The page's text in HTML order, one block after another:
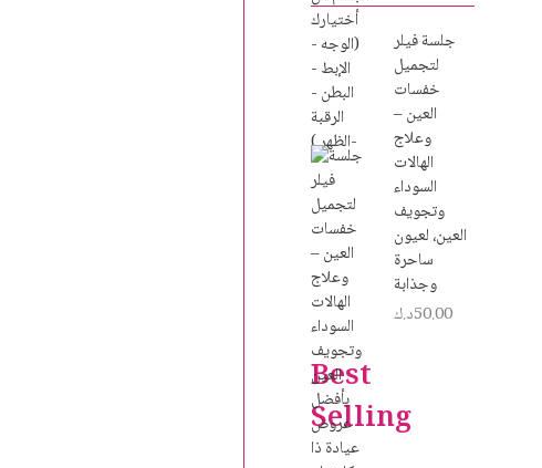
جلسة فيلر
لتجميل
خفسات
العين –
وعلاج
الهالات
السوداء
وتجويف
العين، لعيون
ساحرة
وجذابة
50.00د.ك
Best
Selling